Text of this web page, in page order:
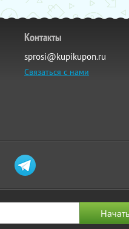
Контакты
sprosi@kupikupon.ru
Связаться с нами